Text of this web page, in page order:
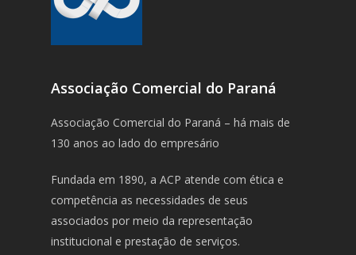
Associação Comercial do Paraná
Associação Comercial do Paraná – há mais de
130 anos ao lado do empresário
Fundada em 1890, a ACP atende com ética e
competência as necessidades de seus
associados por meio da representação
institucional e prestação de serviços.